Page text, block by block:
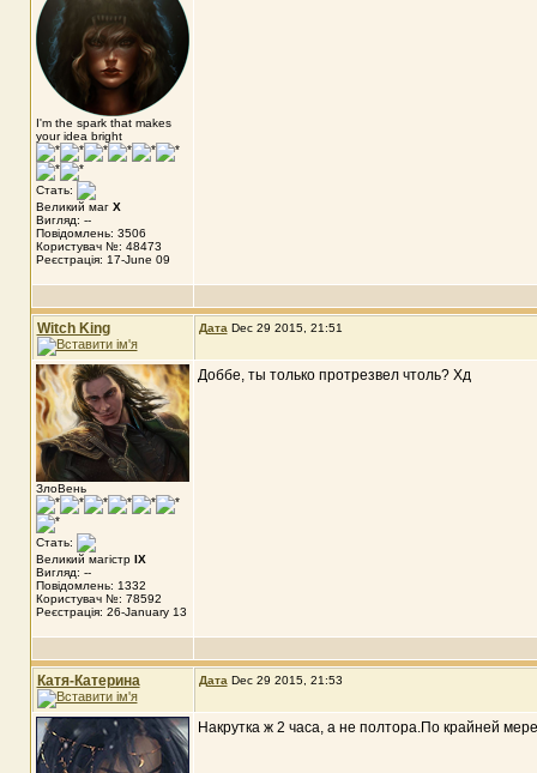
I'm the spark that makes
your idea bright
Стать:
Великий маг X
Вигляд: --
Повідомлень: 3506
Користувач №: 48473
Реєстрація: 17-June 09
Witch King Дата Dec 29 2015, 21:51
ЗлоВень
Стать:
Великий магістр IX
Вигляд: --
Повідомлень: 1332
Користувач №: 78592
Реєстрація: 26-January 13
Доббе, ты только протрезвел чтоль? Хд
Катя-Катерина Дата Dec 29 2015, 21:53
Накрутка ж 2 часа, а не полтора.По крайней